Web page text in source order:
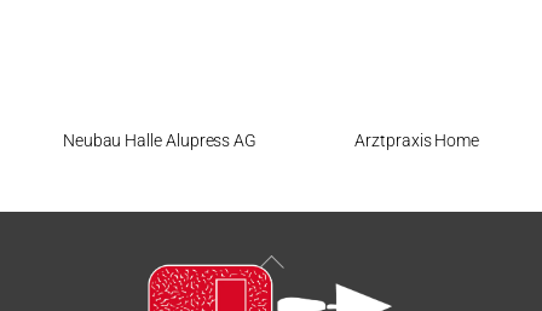
Neubau Halle Alupress AG Arztpraxis Home
Back
To
Top